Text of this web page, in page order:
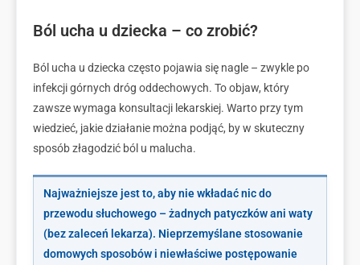
Ból ucha u dziecka – co zrobić?
Ból ucha u dziecka często pojawia się nagle – zwykle po
infekcji górnych dróg oddechowych. To objaw, który
zawsze wymaga konsultacji lekarskiej. Warto przy tym
wiedzieć, jakie działanie można podjąć, by w skuteczny
sposób złagodzić ból u malucha.
Najważniejsze jest to, aby nie wkładać nic do
przewodu słuchowego – żadnych patyczków ani waty
(bez zaleceń lekarza). Nieprzemyślane stosowanie
domowych sposobów i niewłaściwe postępowanie